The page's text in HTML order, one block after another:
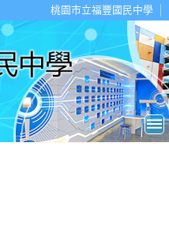
桃園市立福豐國民中學